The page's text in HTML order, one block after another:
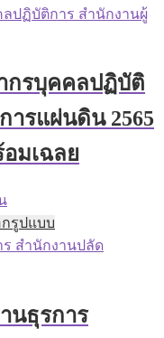
กรบุคคลปฏิบัติ
ารแผ่นดิน 2565
มเฉลย
กรูปแบบ
product
has
options
นธุรการ